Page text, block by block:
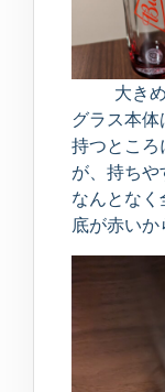
大き
グラス本体
持つところ
が、持ちや
なんとなく
底が赤いか